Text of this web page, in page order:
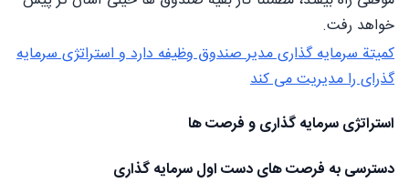
خواهد رفت.
کمیتة سرمایه گذاری مدیر صندوق وظیفه دارد و استراتژی سرمایه
گذرای را مدیریت می کند
استراتژی سرمایه گذاری و فرصت ها
دسترسی به فرصت های دست اول سرمایه گذاری